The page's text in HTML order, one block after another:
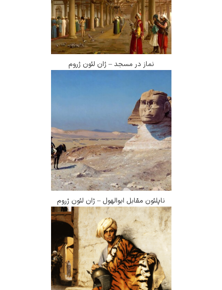
نماز در مسجد – ژان لئون ژروم
ناپلئون مقابل ابوالهول – ژان لئون ژروم